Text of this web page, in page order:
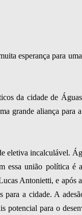
esperança para
da cidade de
grande aliança para
eletiva incalculável.
essa união política é
Antonietti, e após
para a cidade. A
potencial para o